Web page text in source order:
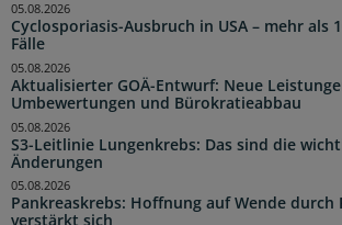
Cyclosporiasis-Ausbruch in USA – mehr als
Fälle
05.08.2026
Aktualisierter GOÄ-Entwurf: Neue
Umbewertungen und Bürokratieabbau
05.08.2026
S3-Leitlinie Lungenkrebs: Das sind die
Änderungen
05.08.2026
Pankreaskrebs: Hoffnung auf Wende durch
verstärkt sich
05.08.2026